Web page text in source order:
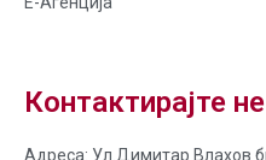
Контактирајте не
Адреса: Ул.Димитар Влахов